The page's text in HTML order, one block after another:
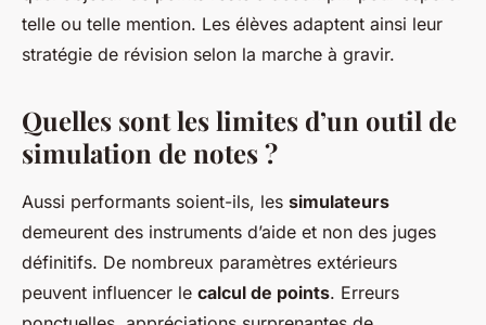
telle ou telle mention. Les élèves adaptent ainsi leur
stratégie de révision selon la marche à gravir.
Quelles sont les limites d’un outil de
simulation de notes ?
Aussi performants soient-ils, les simulateurs
demeurent des instruments d’aide et non des juges
définitifs. De nombreux paramètres extérieurs
peuvent influencer le calcul de points. Erreurs